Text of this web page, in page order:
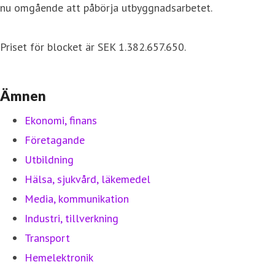
nu omgående att påbörja utbyggnadsarbetet.
Priset för blocket är SEK 1.382.657.650.
Ämnen
Ekonomi, finans
Företagande
Utbildning
Hälsa, sjukvård, läkemedel
Media, kommunikation
Industri, tillverkning
Transport
Hemelektronik